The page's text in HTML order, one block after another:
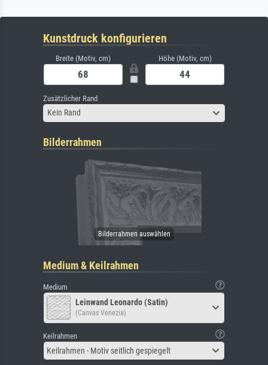
Kunstdruck konfigurieren
Breite (Motiv, cm) Höhe (Motiv, cm)
Zusätzlicher Rand
Kein Rand
Bilderrahmen
Medium & Keilrahmen
Medium
Leinwand Leonardo (Satin)
(Canvas Venezia)
Keilrahmen
Keilrahmen - Motiv seitlich gespiegelt